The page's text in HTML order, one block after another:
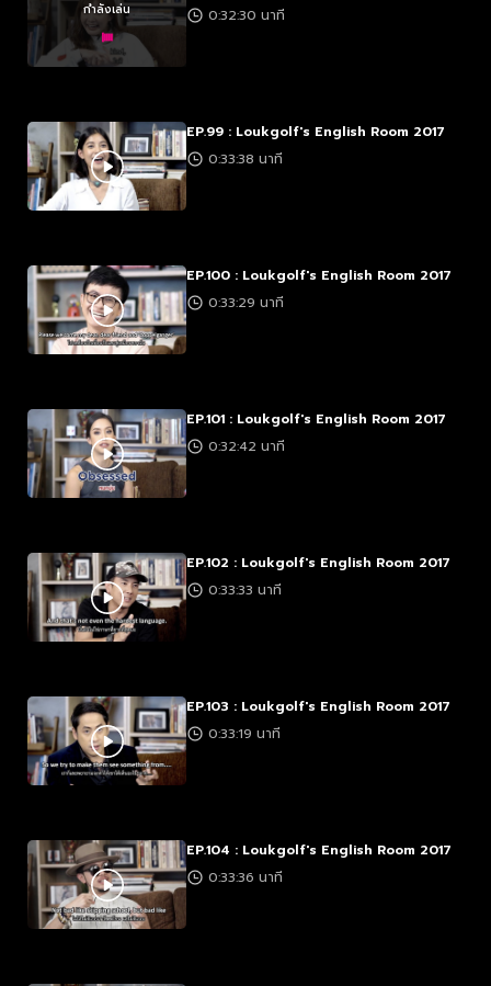
กำลังเล่น
0:32:30 นาที
EP.99 : Loukgolf's English Room 2017
0:33:38 นาที
EP.100 : Loukgolf's English Room 2017
0:33:29 นาที
EP.101 : Loukgolf's English Room 2017
0:32:42 นาที
EP.102 : Loukgolf's English Room 2017
0:33:33 นาที
EP.103 : Loukgolf's English Room 2017
0:33:19 นาที
EP.104 : Loukgolf's English Room 2017
0:33:36 นาที